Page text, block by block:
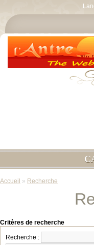
Accueil » Recherche
Critères de recherche
Recherche :